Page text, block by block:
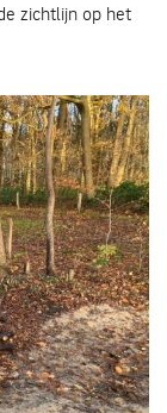
zichtlijn op het